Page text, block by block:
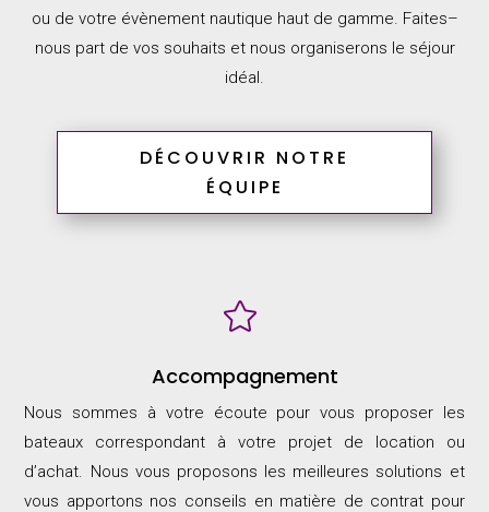
ou de votre évènement nautique haut de gamme. Faites–
nous part de vos souhaits et nous organiserons le séjour
idéal.
DÉCOUVRIR NOTRE
ÉQUIPE

Accompagnement
Nous sommes à votre écoute pour vous proposer les
bateaux correspondant à votre projet de location ou
d’achat. Nous vous proposons les meilleures solutions et
vous apportons nos conseils en matière de contrat pour